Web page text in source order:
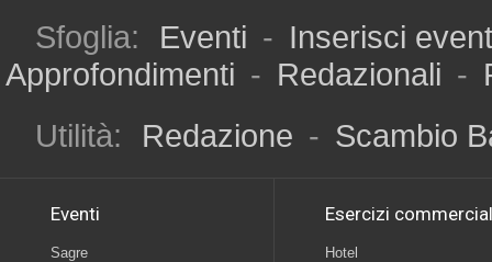
Sfoglia: Eventi - Inserisci
Approfondimenti - Redazionali -
Utilità:
Redazione - Scambio
Eventi
Sagre
Esercizi
Hotel